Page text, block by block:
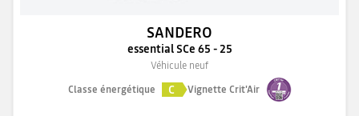
SANDERO
essential SCe 65 - 25
Véhicule neuf
Classe énergétique
C Vignette Crit'Air